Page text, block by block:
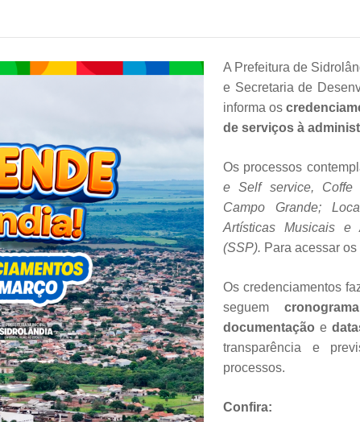
A Prefeitura de
e Secretaria de
informa os
de serviços à
Os processos
e Self service, Coffe
Campo Grande;
Artísticas Musicais e
(SSP). Para acessar os
Os credenciamentos
seguem
documentação e
transparência e
processos.
Confira: